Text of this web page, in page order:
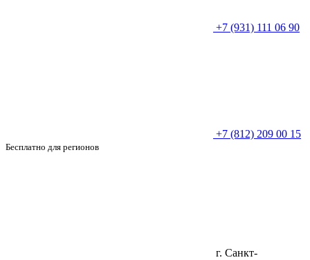
+7 (931) 111 06 90
+7 (812) 209 00 15
Бесплатно для регионов
г. Санкт-